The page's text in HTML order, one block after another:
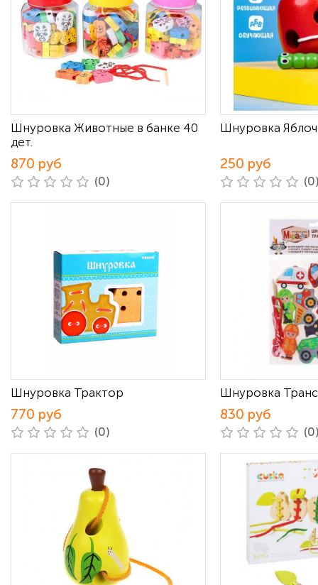
Шнуровка Животные в банке 40
дет.
870 руб
(0)
Шнуровка
250 руб
Шнуровка Трактор
770 руб
(0)
Шнуровка
830 руб